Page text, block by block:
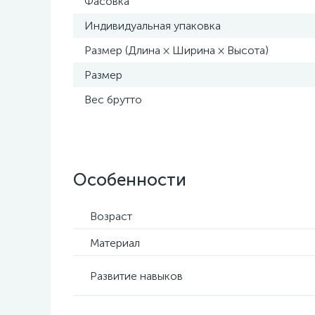
Индивидуальная упаковка
Размер (Длина × Ширина × Высота)
Размер
Вес брутто
Особенности
Возраст
Материал
Развитие навыков